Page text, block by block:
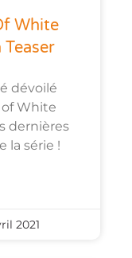
White
Teaser
dévoilé
of White
dernières
la série !
2021